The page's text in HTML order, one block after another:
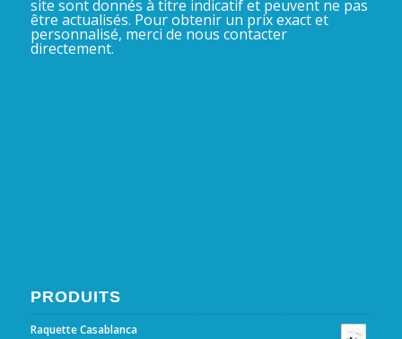
site sont donnés à titre indicatif et peuvent ne pas
être actualisés. Pour obtenir un prix exact et
personnalisé, merci de nous contacter
directement.
PRODUITS
Raquette Casablanca